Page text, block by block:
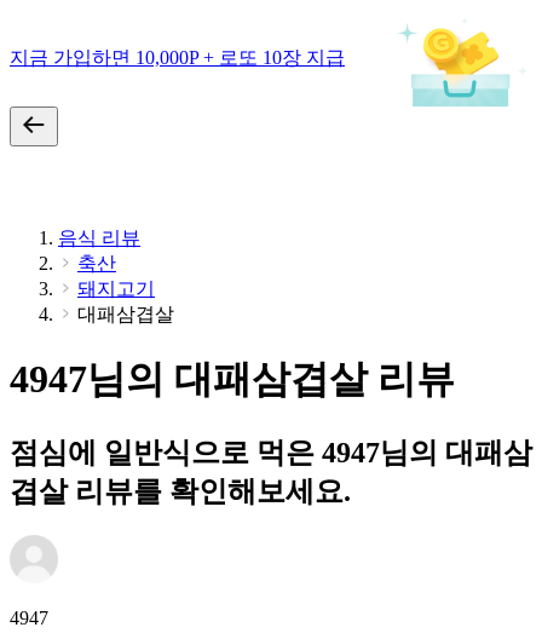
지금 가입하면 10,000P + 로또 10장 지급
음식 리뷰
축산
돼지고기
대패삼겹살
4947님의 대패삼겹살 리뷰
점심에 일반식으로 먹은 4947님의 대패삼
겹살 리뷰를 확인해보세요.
4947